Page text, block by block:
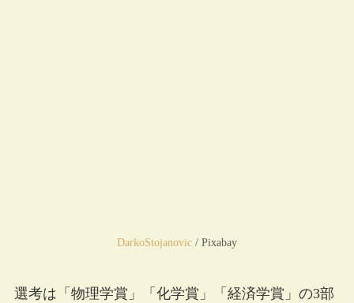
DarkoStojanovic / Pixabay
選考は「物理学賞」「化学賞」「経済学賞」の3部